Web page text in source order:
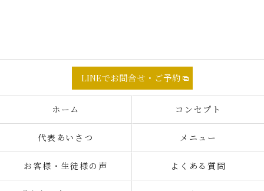
LINEでお問合せ・ご予約
ホーム コンセプト
代表あいさつ メニュー
お客様・生徒様の声 よくある質問